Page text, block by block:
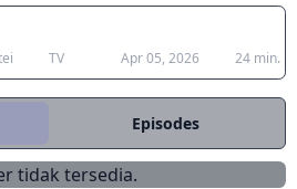
kemampuannya yang luar biasa
para dewa yang unik dan aneh
ke kenyamanan kediaman
menghabiskan hari-harinya
bersama tetangga
Apa lagi yang menanti
TV Apr 05, 2026 24 min.
Episodes
tidak tersedia.